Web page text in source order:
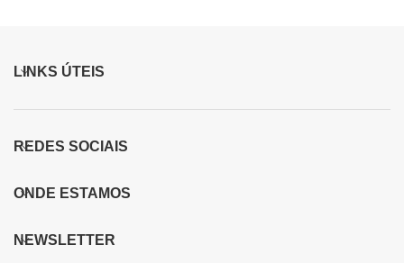
LINKS ÚTEIS
REDES SOCIAIS
ONDE ESTAMOS
NEWSLETTER